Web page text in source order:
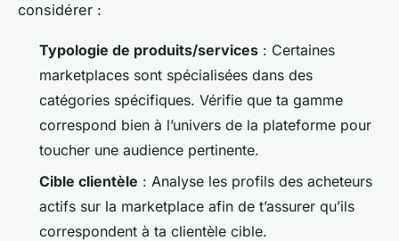
considérer :
Typologie de produits/services : Certaines
marketplaces sont spécialisées dans des
catégories spécifiques. Vérifie que ta gamme
correspond bien à l’univers de la plateforme pour
toucher une audience pertinente.
Cible clientèle : Analyse les profils des acheteurs
actifs sur la marketplace afin de t’assurer qu’ils
correspondent à ta clientèle cible.